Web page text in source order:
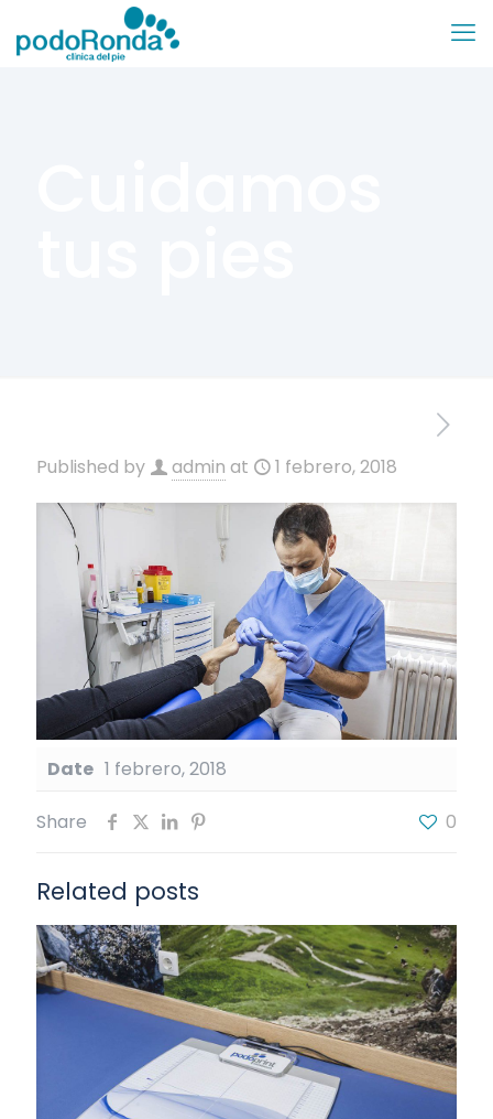
Published by admin at 1 febrero, 2018
Date 1 febrero, 2018
Share 0
Related posts